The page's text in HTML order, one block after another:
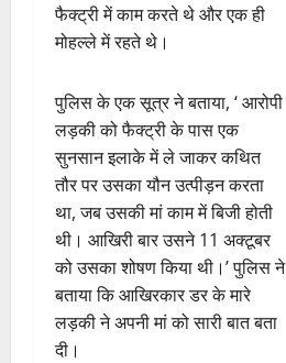
फैक्ट्री में काम करते थे और एक ही
मोहल्ले में रहते थे।
पुलिस के एक सूत्र ने बताया, ‘ आरोपी
लड़की को फैक्ट्री के पास एक
सुनसान इलाके में ले जाकर कथित
तौर पर उसका यौन उत्पीड़न करता
था, जब उसकी मां काम में बिजी होती
थी। आखिरी बार उसने 11 अक्टूबर
को उसका शोषण किया थी।’ पुलिस ने
बताया कि आखिरकार डर के मारे
लड़की ने अपनी मां को सारी बात बता
दी।